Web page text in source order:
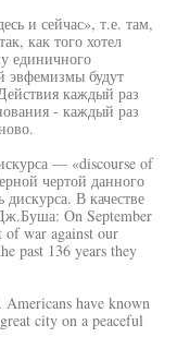
и сейчас», т.е. там,
как того хотел
единичного
эвфемизмы будут
каждый раз
- каждый раз
— «discourse of
чертой данного
дискурса. В качестве
On September
of war against our
past 136 years they
have known
city on a peaceful